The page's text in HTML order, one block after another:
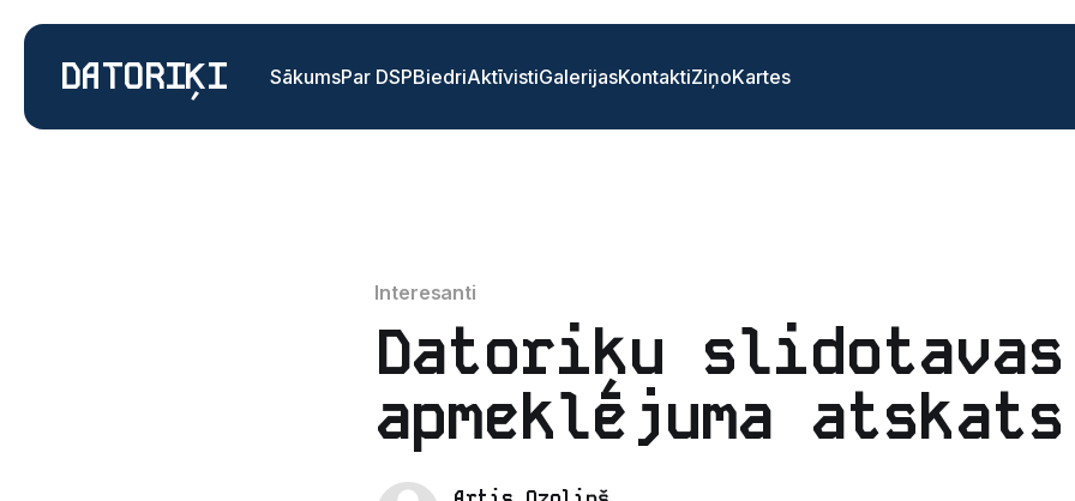
DATORIĶI SākumsPar DSPBiedriAktīvistiGalerijasKontaktiZiņoKartes
Interesanti
Datoriķu slidotavas
apmeklējuma atskats